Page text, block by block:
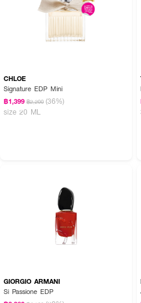
GIORGIO ARMANI My
ชีพจร) ปล่อยให้ผลิตภัณฑ์แห้งบนผิวโดยไ
อาทิ หลังหู ข้อพับแขนและขาเพื่อที่จะทำใ
CHLOE
Signature EDP Mini
฿1,399 ฿2,200 (36%)
size 20 ML
GIORGIO ARMANI
Si Passione EDP